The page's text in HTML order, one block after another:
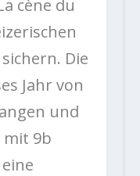
cène du
Die
Jahr von
und
9b